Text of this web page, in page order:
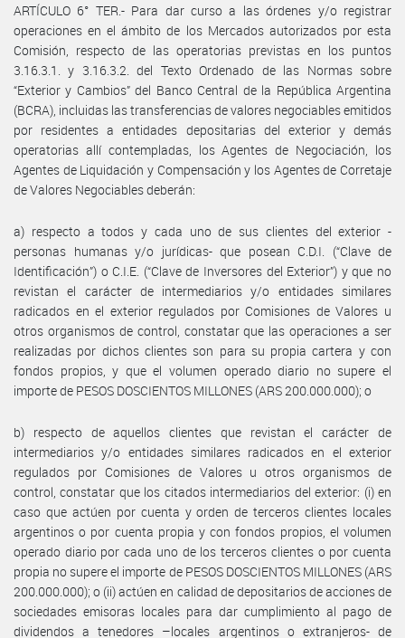
ARTÍCULO 6° TER.- Para dar curso a las órdenes y/o registrar
operaciones en el ámbito de los Mercados autorizados por esta
Comisión, respecto de las operatorias previstas en los puntos
3.16.3.1. y 3.16.3.2. del Texto Ordenado de las Normas sobre
“Exterior y Cambios” del Banco Central de la República Argentina
(BCRA), incluidas las transferencias de valores negociables emitidos
por residentes a entidades depositarias del exterior y demás
operatorias allí contempladas, los Agentes de Negociación, los
Agentes de Liquidación y Compensación y los Agentes de Corretaje
de Valores Negociables deberán:
a) respecto a todos y cada uno de sus clientes del exterior -
personas humanas y/o jurídicas- que posean C.D.I. (“Clave de
Identificación”) o C.I.E. (“Clave de Inversores del Exterior”) y que no
revistan el carácter de intermediarios y/o entidades similares
radicados en el exterior regulados por Comisiones de Valores u
otros organismos de control, constatar que las operaciones a ser
realizadas por dichos clientes son para su propia cartera y con
fondos propios, y que el volumen operado diario no supere el
importe de PESOS DOSCIENTOS MILLONES (ARS 200.000.000); o
b) respecto de aquellos clientes que revistan el carácter de
intermediarios y/o entidades similares radicados en el exterior
regulados por Comisiones de Valores u otros organismos de
control, constatar que los citados intermediarios del exterior: (i) en
caso que actúen por cuenta y orden de terceros clientes locales
argentinos o por cuenta propia y con fondos propios, el volumen
operado diario por cada uno de los terceros clientes o por cuenta
propia no supere el importe de PESOS DOSCIENTOS MILLONES (ARS
200.000.000); o (ii) actúen en calidad de depositarios de acciones de
sociedades emisoras locales para dar cumplimiento al pago de
dividendos a tenedores –locales argentinos o extranjeros- de